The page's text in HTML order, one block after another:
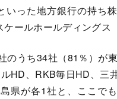
いった地方銀行の持ち
ールホールディングス
うち34社（81％）が
HD、RKB毎日HD、三
県が各1社と、ここで